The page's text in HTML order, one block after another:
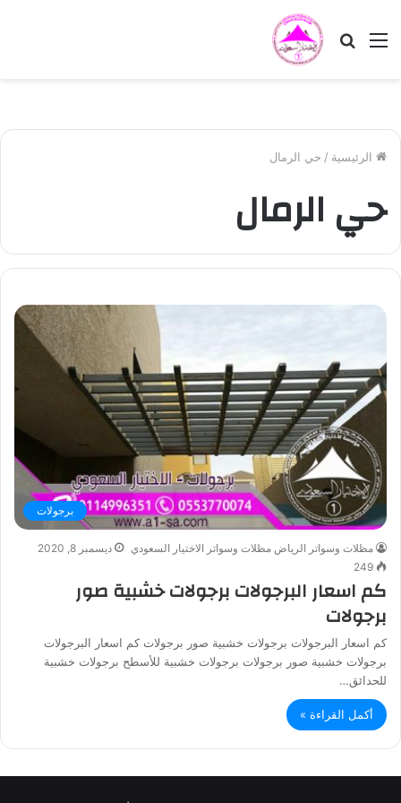
القائمة بحث
الرئيسية / حي الرمال
حي الرمال
برجولات
مظلات وسواتر الرياض مظلات وسواتر الاختيار السعودي
ديسمبر 8, 2020
249
كم اسعار البرجولات برجولات خشبية صور
برجولات
كم اسعار البرجولات برجولات خشبية صور برجولات كم اسعار البرجولات
برجولات خشبية صور برجولات برجولات خشبية للأسطح برجولات خشبية
للحدائق…
أكمل القراءة »